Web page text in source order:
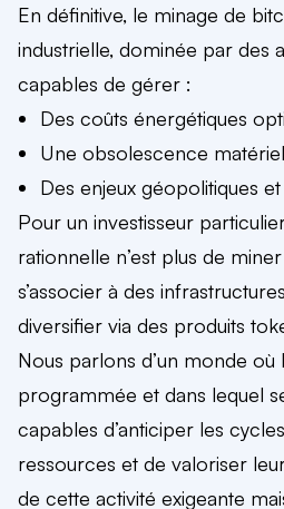
En définitive, le minage de
industrielle, dominée par des
capables de gérer :
Des coûts énergétiques
Une obsolescence
Des enjeux géopolitiques
Pour un investisseur
rationnelle n’est plus de
s’associer à des
diversifier via des produits
Nous parlons d’un monde où
programmée et dans lequel
capables d’anticiper les
ressources et de valoriser
de cette activité exigeante